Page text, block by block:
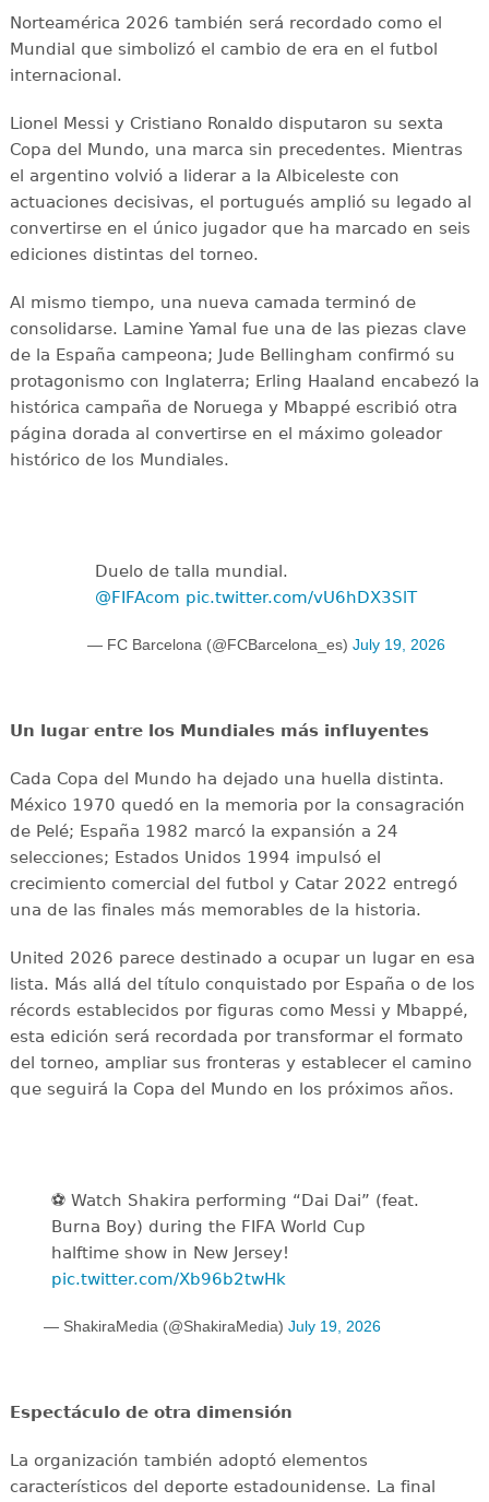
Norteamérica 2026 también será recordado como el
Mundial que simbolizó el cambio de era en el futbol
internacional.
Lionel Messi y Cristiano Ronaldo disputaron su sexta
Copa del Mundo, una marca sin precedentes. Mientras
el argentino volvió a liderar a la Albiceleste con
actuaciones decisivas, el portugués amplió su legado al
convertirse en el único jugador que ha marcado en seis
ediciones distintas del torneo.
Al mismo tiempo, una nueva camada terminó de
consolidarse. Lamine Yamal fue una de las piezas clave
de la España campeona; Jude Bellingham confirmó su
protagonismo con Inglaterra; Erling Haaland encabezó la
histórica campaña de Noruega y Mbappé escribió otra
página dorada al convertirse en el máximo goleador
histórico de los Mundiales.
Duelo de talla mundial.
@FIFAcom pic.twitter.com/vU6hDX3SlT
— FC Barcelona (@FCBarcelona_es) July 19, 2026
Un lugar entre los Mundiales más influyentes
Cada Copa del Mundo ha dejado una huella distinta.
México 1970 quedó en la memoria por la consagración
de Pelé; España 1982 marcó la expansión a 24
selecciones; Estados Unidos 1994 impulsó el
crecimiento comercial del futbol y Catar 2022 entregó
una de las finales más memorables de la historia.
United 2026 parece destinado a ocupar un lugar en esa
lista. Más allá del título conquistado por España o de los
récords establecidos por figuras como Messi y Mbappé,
esta edición será recordada por transformar el formato
del torneo, ampliar sus fronteras y establecer el camino
que seguirá la Copa del Mundo en los próximos años.
⚽️️ Watch Shakira performing “Dai Dai” (feat.
Burna Boy) during the FIFA World Cup
halftime show in New Jersey!
pic.twitter.com/Xb96b2twHk
— ShakiraMedia (@ShakiraMedia) July 19, 2026
Espectáculo de otra dimensión
La organización también adoptó elementos
característicos del deporte estadounidense. La final